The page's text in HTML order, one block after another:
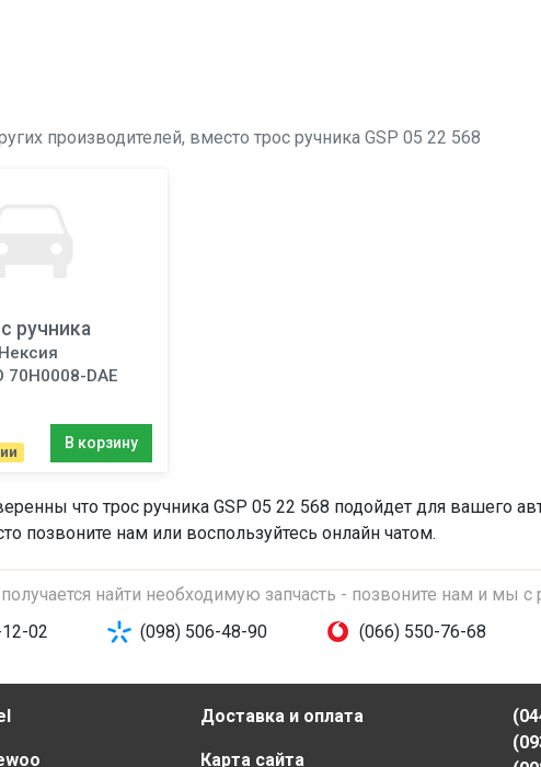
производителей, вместо трос ручника GSP 05 22 568
ручника
Нексия
70H0008-DAE
В корзину
что трос ручника GSP 05 22 568 подойдет для вашего
позвоните нам или воспользуйтесь онлайн чатом.
получается найти необходимую запчасть - позвоните нам и мы
02
(098) 506-48-90 (066) 550-76-68
Доставка и оплата
Карта сайта